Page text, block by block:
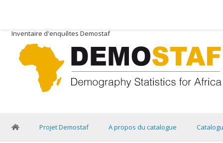
Inventaire d'enquêtes Demostaf
Projet Demostaf A propos du catalogue